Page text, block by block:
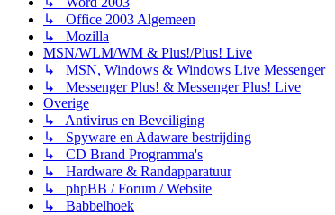
↳ Office 2003 Algemeen
↳ Mozilla
MSN/WLM/WM & Plus!/Plus! Live
↳ MSN, Windows & Windows Live Messenger
↳ Messenger Plus! & Messenger Plus! Live
Overige
↳ Antivirus en Beveiliging
↳ Spyware en Adaware bestrijding
↳ CD Brand Programma's
↳ Hardware & Randapparatuur
↳ phpBB / Forum / Website
↳ Babbelhoek